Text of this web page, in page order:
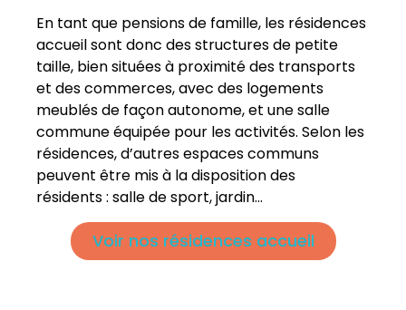
En tant que pensions de famille, les résidences
accueil sont donc des structures de petite
taille, bien situées à proximité des transports
et des commerces, avec des logements
meublés de façon autonome, et une salle
commune équipée pour les activités. Selon les
résidences, d’autres espaces communs
peuvent être mis à la disposition des
résidents : salle de sport, jardin…
Voir nos résidences accueil